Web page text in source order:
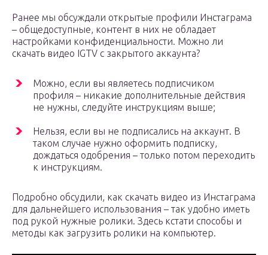
Ранее мы обсуждали открытые профили Инстаграма
– общедоступные, контент в них не обладает
настройками конфиденциальности. Можно ли
скачать видео IGTV с закрытого аккаунта?
Можно, если вы являетесь подписчиком
профиля – никакие дополнительные действия
не нужны, следуйте инструкциям выше;
Нельзя, если вы не подписались на аккаунт. В
таком случае нужно оформить подписку,
дождаться одобрения – только потом переходить
к инструкциям.
Подробно обсудили, как скачать видео из Инстаграма
для дальнейшего использования – так удобно иметь
под рукой нужные ролики. Здесь кстати способы и
методы как загрузить ролики на компьютер.